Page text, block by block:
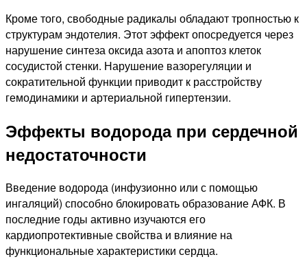
Кроме того, свободные радикалы обладают тропностью к
структурам эндотелия. Этот эффект опосредуется через
нарушение синтеза оксида азота и апоптоз клеток
сосудистой стенки. Нарушение вазорегуляции и
сократительной функции приводит к расстройству
гемодинамики и артериальной гипертензии.
Эффекты водорода при сердечной
недостаточности
Введение водорода (инфузионно или с помощью
ингаляций) способно блокировать образование АФК. В
последние годы активно изучаются его
кардиопротективные свойства и влияние на
функциональные характеристики сердца.